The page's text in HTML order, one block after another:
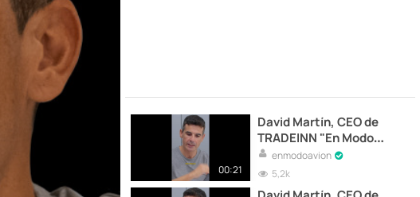
00:21
David Martín, CEO de
TRADEINN "En Modo
Avión" | "Cómo facturar
500 millones"
enmodoavion
5,2k